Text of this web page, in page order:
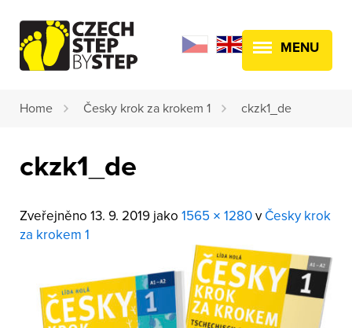
MENU
Home Česky krok za krokem 1 ckzk1_de
ckzk1_de
Zveřejněno 13. 9. 2019 jako 1565 × 1280v Česky krok
za krokem 1